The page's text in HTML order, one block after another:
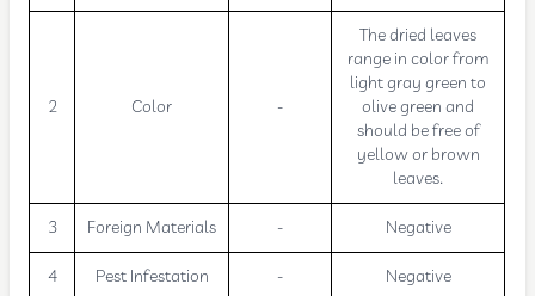
2 Color -
The dried leaves
range in color from
light gray green to
olive green and
should be free of
yellow or brown
leaves.
3 Foreign Materials - Negative
4 Pest Infestation - Negative